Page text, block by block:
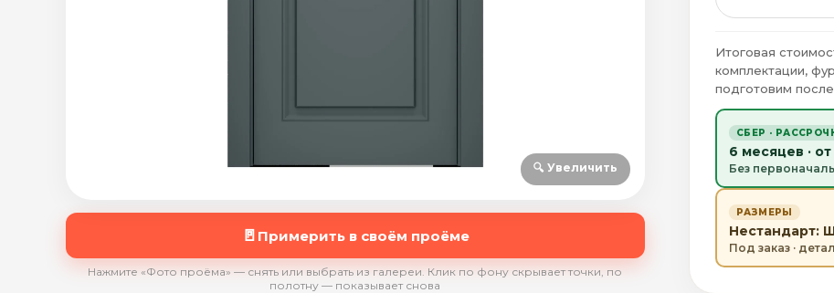
🔍 Увеличить
🚪 Примерить в своём проёме
Нажмите «Фото проёма» — снять или выбрать из галереи. Клик по фону скрывает точки, по
полотну — показывает снова
Итоговая
комплектации,
подготовим
СБЕР ·
6 месяцев ·
Без
РАЗМЕРЫ
Нестандарт:
Под заказ ·